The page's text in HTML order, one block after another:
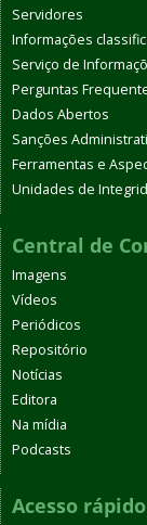
Servidores
Informações
Serviço de
Perguntas
Dados Abertos
Sanções
Ferramentas e
Unidades de
Central de
Imagens
Vídeos
Periódicos
Repositório
Notícias
Editora
Na mídia
Podcasts
Acesso rápido